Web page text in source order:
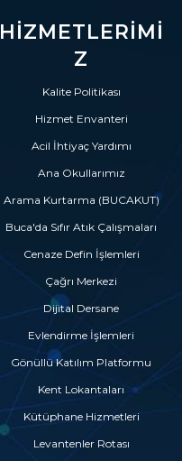
HIZMETLERIMI
Z
Kalite Politikası
Hizmet Envanteri
Acil İhtiyaç Yardımı
Ana Okullarımız
Arama Kurtarma (BUCAKUT)
Buca'da Sıfır Atık Çalışmaları
Cenaze Defin İşlemleri
Çağrı Merkezi
Dijital Dersane
Evlendirme İşlemleri
Gönüllü Katılım Platformu
Kent Lokantaları
Kütüphane Hizmetleri
Levantenler Rotası